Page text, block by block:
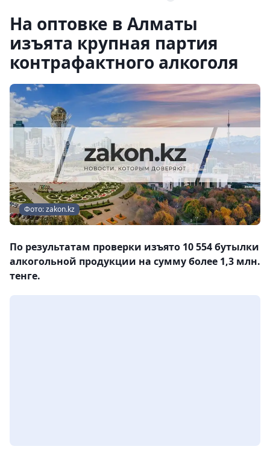
На оптовке в Алматы
изъята крупная партия
контрафактного алкоголя
Фото: zakon.kz
По результатам проверки изъято 10 554 бутылки
алкогольной продукции на сумму более 1,3 млн.
тенге.